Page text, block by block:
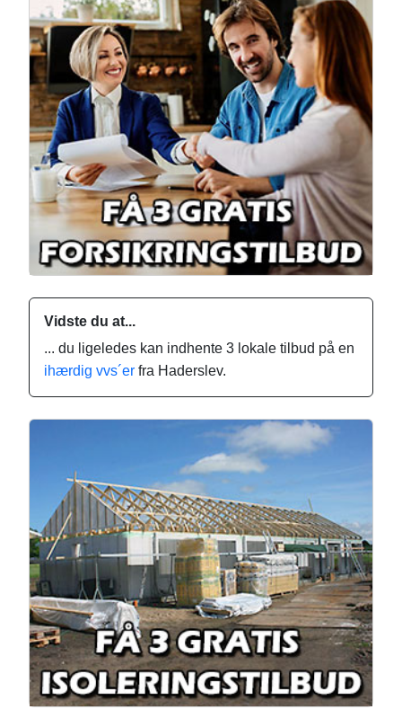
Vidste du at...
... du ligeledes kan indhente 3 lokale tilbud på en
ihærdig vvs´er fra Haderslev.